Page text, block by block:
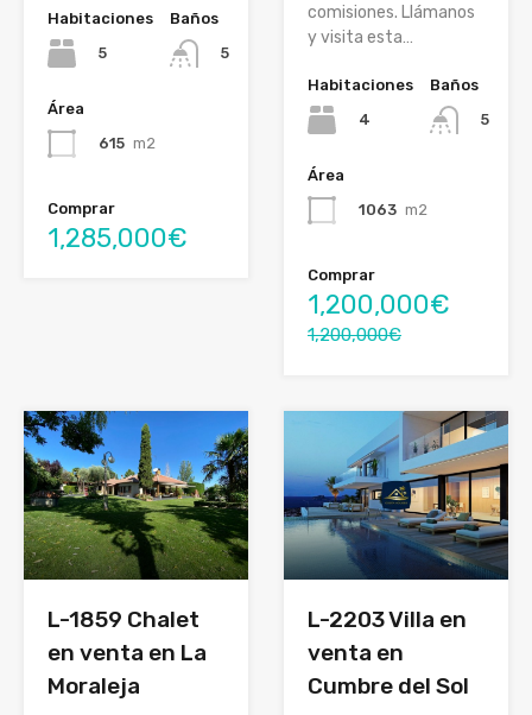
Habitaciones
5
Baños
5
Área
615 m2
Comprar
1,285,000€
comisiones. Llámanos
y visita esta…
Habitaciones
4
Baños
5
Área
1063 m2
Comprar
1,200,000€
1,200,000€
L-1859 Chalet
en venta en La
Moraleja
L-2203 Villa en
venta en
Cumbre del Sol